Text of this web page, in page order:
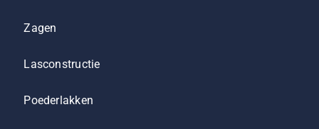
Zagen
Lasconstructie
Poederlakken